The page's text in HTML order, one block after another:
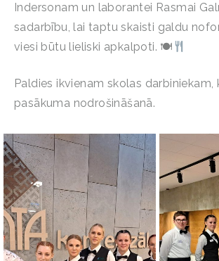
Indersonam un laborantei Rasmai
sadarbību, lai taptu skaisti galdu
viesi būtu lieliski apkalpoti. 🍽
Paldies ikvienam skolas darbiniekam,
pasākuma nodrošināšanā.